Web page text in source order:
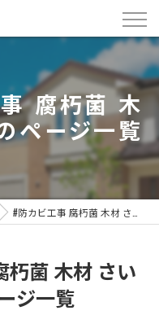
腐朽菌 木
ページ一覧
#防カビ工事 腐朽菌 木材 さいたま市
朽菌 木材 さい
ジ一覧